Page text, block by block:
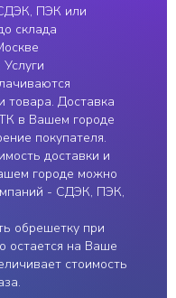
ПЭК или
склада
товара. Доставка
в Вашем городе
покупателя.
доставки и
городе можно
- СДЭК, ПЭК,
обрешетку при
остается на Ваше
стоимость
сайта